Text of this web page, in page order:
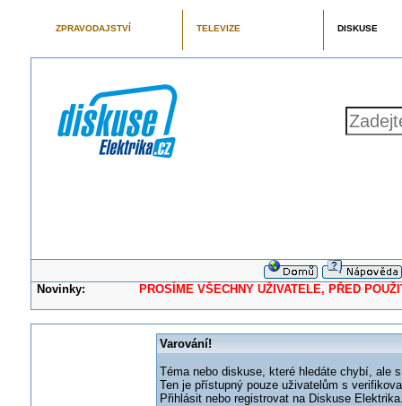
ZPRAVODAJSTVÍ TELEVIZE DISKUSE
Novinky: PROSÍME VŠECHNY UŽIVATELE, PŘED
Varování!
Téma nebo diskuse, které hledáte chybí, ale
Ten je přístupný pouze uživatelům s
Přihlásit nebo registrovat na Diskuse